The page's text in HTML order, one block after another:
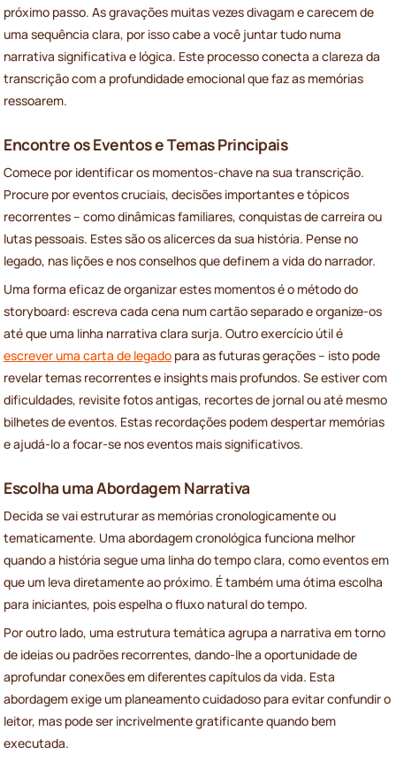
próximo passo. As gravações muitas vezes divagam e carecem de
uma sequência clara, por isso cabe a você juntar tudo numa
narrativa significativa e lógica. Este processo conecta a clareza da
transcrição com a profundidade emocional que faz as memórias
ressoarem.
Encontre os Eventos e Temas Principais
Comece por identificar os momentos-chave na sua transcrição.
Procure por eventos cruciais, decisões importantes e tópicos
recorrentes – como dinâmicas familiares, conquistas de carreira ou
lutas pessoais. Estes são os alicerces da sua história. Pense no
legado, nas lições e nos conselhos que definem a vida do narrador.
Uma forma eficaz de organizar estes momentos é o método do
storyboard: escreva cada cena num cartão separado e organize-os
até que uma linha narrativa clara surja. Outro exercício útil é
escrever uma carta de legado para as futuras gerações – isto pode
revelar temas recorrentes e insights mais profundos. Se estiver com
dificuldades, revisite fotos antigas, recortes de jornal ou até mesmo
bilhetes de eventos. Estas recordações podem despertar memórias
e ajudá-lo a focar-se nos eventos mais significativos.
Escolha uma Abordagem Narrativa
Decida se vai estruturar as memórias cronologicamente ou
tematicamente. Uma abordagem cronológica funciona melhor
quando a história segue uma linha do tempo clara, como eventos em
que um leva diretamente ao próximo. É também uma ótima escolha
para iniciantes, pois espelha o fluxo natural do tempo.
Por outro lado, uma estrutura temática agrupa a narrativa em torno
de ideias ou padrões recorrentes, dando-lhe a oportunidade de
aprofundar conexões em diferentes capítulos da vida. Esta
abordagem exige um planeamento cuidadoso para evitar confundir o
leitor, mas pode ser incrivelmente gratificante quando bem
executada.